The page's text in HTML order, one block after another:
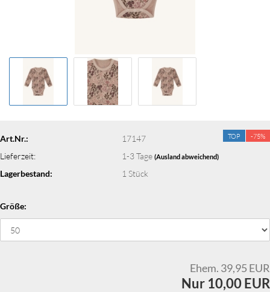
TOP -75%
Art.Nr.:
17147
Lieferzeit:
1-3 Tage (Ausland abweichend)
Lagerbestand: 1 Stück
Größe:
Ehem. 39,95 EUR
Nur 10,00 EUR